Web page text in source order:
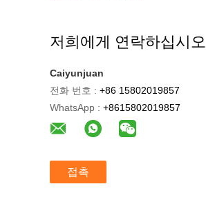
저희에게 연락하십시오
Caiyunjuan
전화 번호 : +86 15802019857
WhatsApp : +8615802019857
접촉